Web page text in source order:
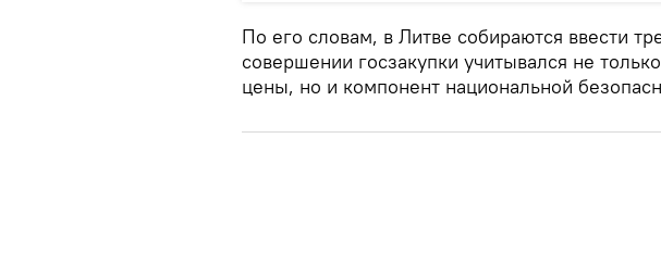
По его словам, в Литве собираются ввести
совершении госзакупки учитывался не
цены, но и компонент национальной